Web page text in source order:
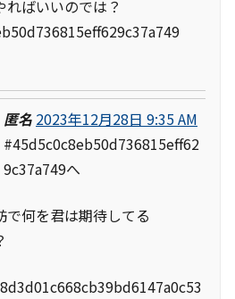
ればいいのでは？
匿名 2023年12月28日 9:35 AM
#45d5c0c8eb50d736815eff62
9c37a749へ
で何を君は期待してる